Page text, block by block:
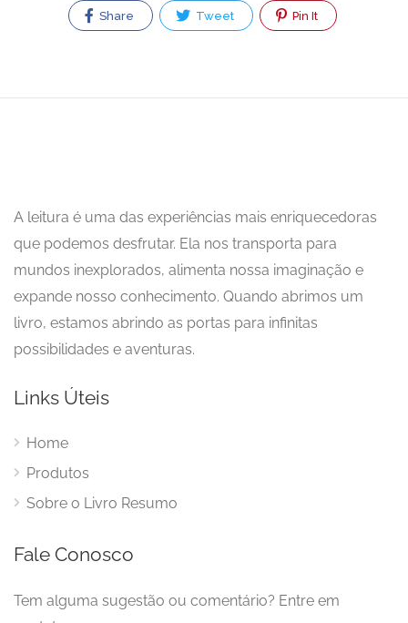
Share Tweet Pin It
A leitura é uma das experiências mais enriquecedoras
que podemos desfrutar. Ela nos transporta para
mundos inexplorados, alimenta nossa imaginação e
expande nosso conhecimento. Quando abrimos um
livro, estamos abrindo as portas para infinitas
possibilidades e aventuras.
Links Úteis
Home
Produtos
Sobre o Livro Resumo
Fale Conosco
Tem alguma sugestão ou comentário? Entre em